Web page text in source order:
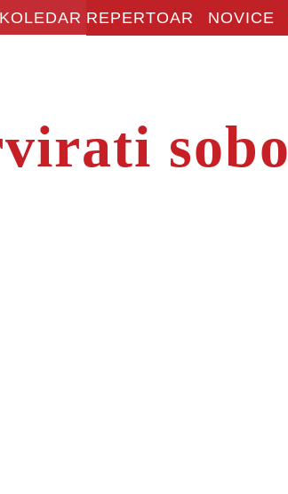
KOLEDAR REPERTOAR NOVICE
sobo